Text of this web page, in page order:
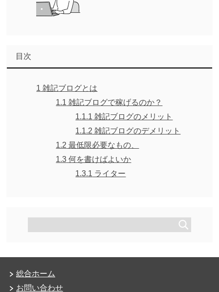
目次
1 雑記ブログとは
1.1 雑記ブログで稼げるのか？
1.1.1 雑記ブログのメリット
1.1.2 雑記ブログのデメリット
1.2 最低限必要なもの、
1.3 何を書けばよいか
1.3.1 ライター
総合ホーム
お問い合わせ